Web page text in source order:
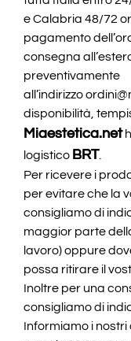
e Calabria 48/72
pagamento
consegna
preventivamente
all’indirizzo
disponibilità,
Miaestetica.net
logistico BRT.
Per ricevere i
per evitare che la
consigliamo di
maggior parte
lavoro) oppure
possa ritirare il
Inoltre per una
consigliamo di
Informiamo i